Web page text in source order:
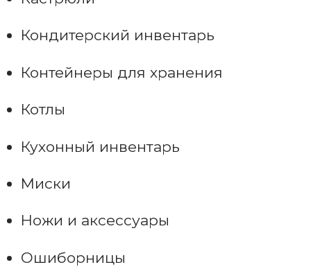
Кондитерский инвентарь
Контейнеры для хранения
Котлы
Кухонный инвентарь
Миски
Ножи и аксессуары
Ошиборницы